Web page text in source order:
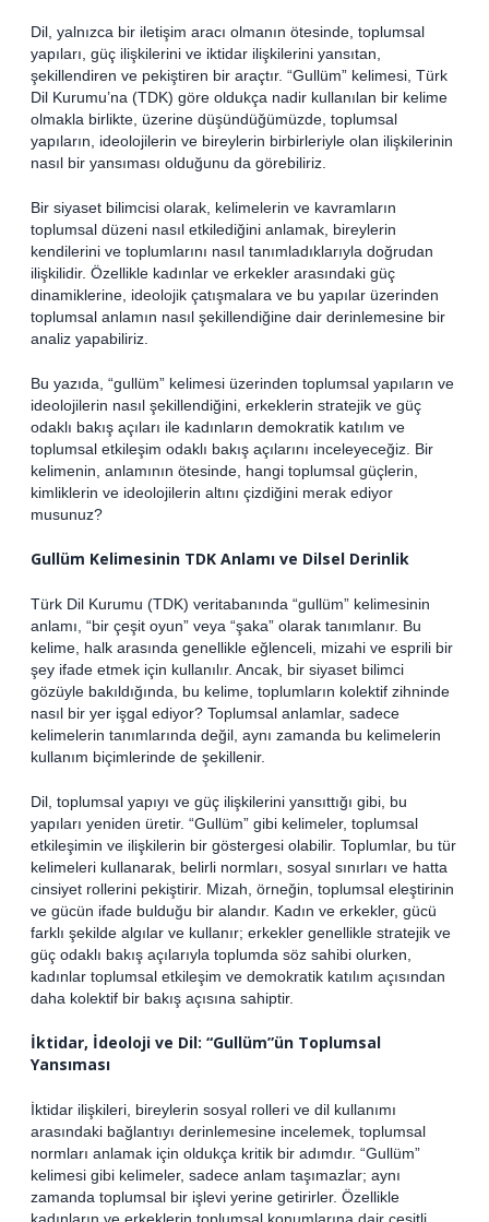
Dil, yalnızca bir iletişim aracı olmanın ötesinde, toplumsal
yapıları, güç ilişkilerini ve iktidar ilişkilerini yansıtan,
şekillendiren ve pekiştiren bir araçtır. “Gullüm” kelimesi, Türk
Dil Kurumu’na (TDK) göre oldukça nadir kullanılan bir kelime
olmakla birlikte, üzerine düşündüğümüzde, toplumsal
yapıların, ideolojilerin ve bireylerin birbirleriyle olan ilişkilerinin
nasıl bir yansıması olduğunu da görebiliriz.
Bir siyaset bilimcisi olarak, kelimelerin ve kavramların
toplumsal düzeni nasıl etkilediğini anlamak, bireylerin
kendilerini ve toplumlarını nasıl tanımladıklarıyla doğrudan
ilişkilidir. Özellikle kadınlar ve erkekler arasındaki güç
dinamiklerine, ideolojik çatışmalara ve bu yapılar üzerinden
toplumsal anlamın nasıl şekillendiğine dair derinlemesine bir
analiz yapabiliriz.
Bu yazıda, “gullüm” kelimesi üzerinden toplumsal yapıların ve
ideolojilerin nasıl şekillendiğini, erkeklerin stratejik ve güç
odaklı bakış açıları ile kadınların demokratik katılım ve
toplumsal etkileşim odaklı bakış açılarını inceleyeceğiz. Bir
kelimenin, anlamının ötesinde, hangi toplumsal güçlerin,
kimliklerin ve ideolojilerin altını çizdiğini merak ediyor
musunuz?
Gullüm Kelimesinin TDK Anlamı ve Dilsel Derinlik
Türk Dil Kurumu (TDK) veritabanında “gullüm” kelimesinin
anlamı, “bir çeşit oyun” veya “şaka” olarak tanımlanır. Bu
kelime, halk arasında genellikle eğlenceli, mizahi ve esprili bir
şey ifade etmek için kullanılır. Ancak, bir siyaset bilimci
gözüyle bakıldığında, bu kelime, toplumların kolektif zihninde
nasıl bir yer işgal ediyor? Toplumsal anlamlar, sadece
kelimelerin tanımlarında değil, aynı zamanda bu kelimelerin
kullanım biçimlerinde de şekillenir.
Dil, toplumsal yapıyı ve güç ilişkilerini yansıttığı gibi, bu
yapıları yeniden üretir. “Gullüm” gibi kelimeler, toplumsal
etkileşimin ve ilişkilerin bir göstergesi olabilir. Toplumlar, bu tür
kelimeleri kullanarak, belirli normları, sosyal sınırları ve hatta
cinsiyet rollerini pekiştirir. Mizah, örneğin, toplumsal eleştirinin
ve gücün ifade bulduğu bir alandır. Kadın ve erkekler, gücü
farklı şekilde algılar ve kullanır; erkekler genellikle stratejik ve
güç odaklı bakış açılarıyla toplumda söz sahibi olurken,
kadınlar toplumsal etkileşim ve demokratik katılım açısından
daha kolektif bir bakış açısına sahiptir.
İktidar, İdeoloji ve Dil: “Gullüm”ün Toplumsal
Yansıması
İktidar ilişkileri, bireylerin sosyal rolleri ve dil kullanımı
arasındaki bağlantıyı derinlemesine incelemek, toplumsal
normları anlamak için oldukça kritik bir adımdır. “Gullüm”
kelimesi gibi kelimeler, sadece anlam taşımazlar; aynı
zamanda toplumsal bir işlevi yerine getirirler. Özellikle
kadınların ve erkeklerin toplumsal konumlarına dair çeşitli